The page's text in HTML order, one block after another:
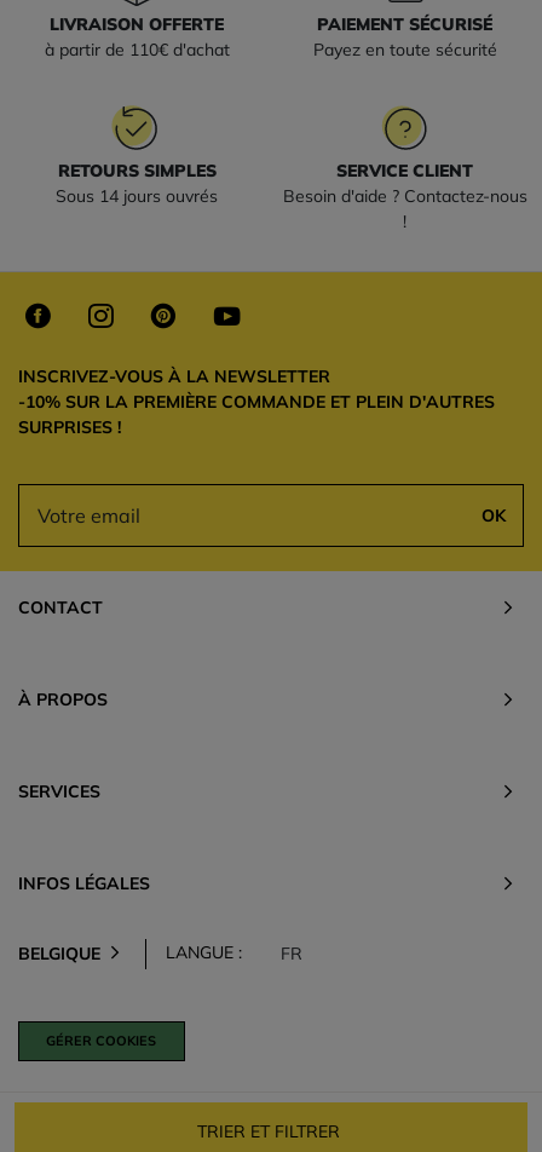
TRIER ET FILTRER
LIVRAISON OFFERTE
à partir de 110€ d'achat
PAIEMENT SÉCURISÉ
Payez en toute sécurité
RETOURS SIMPLES
Sous 14 jours ouvrés
SERVICE CLIENT
Besoin d'aide ? Contactez-nous
!
INSCRIVEZ-VOUS À LA NEWSLETTER
-10% SUR LA PREMIÈRE COMMANDE ET PLEIN D'AUTRES
SURPRISES !
OK
CONTACT
À PROPOS
SERVICES
INFOS LÉGALES
BELGIQUE LANGUE : FR
GÉRER COOKIES